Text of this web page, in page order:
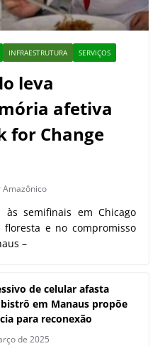
INFRAESTRUTURA SERVIÇOS
leva
afetiva
for Change
Amazônico
às semifinais em Chicago
e no compromisso
–
de celular afasta
bistrô em Manaus propõe
para reconexão
de 2025